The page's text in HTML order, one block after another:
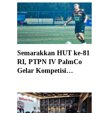
Semarakkan HUT ke-81
RI, PTPN IV PalmCo
Gelar Kompetisi